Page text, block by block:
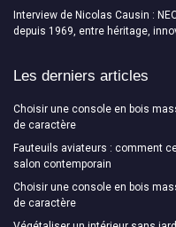
Interview de Nicolas Causin :
depuis 1969, entre héritage,
Les derniers articles
Choisir une console en bois
de caractère
Fauteuils aviateurs : comment
salon contemporain
Choisir une console en bois
de caractère